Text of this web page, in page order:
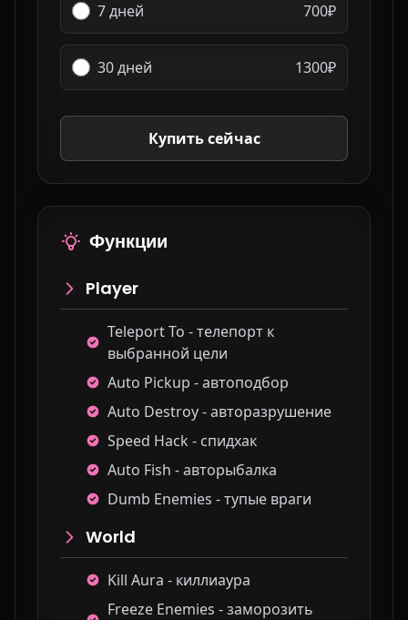
7 дней 700₽
30 дней 1300₽
Купить сейчас
Функции
Player
Teleport To - телепорт к
выбранной цели
Auto Pickup - автоподбор
Auto Destroy - авторазрушение
Speed Hack - спидхак
Auto Fish - авторыбалка
Dumb Enemies - тупые враги
World
Kill Aura - киллиаура
Freeze Enemies - заморозить